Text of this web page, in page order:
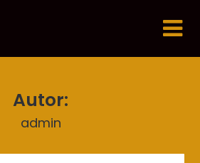
Autor:
admin